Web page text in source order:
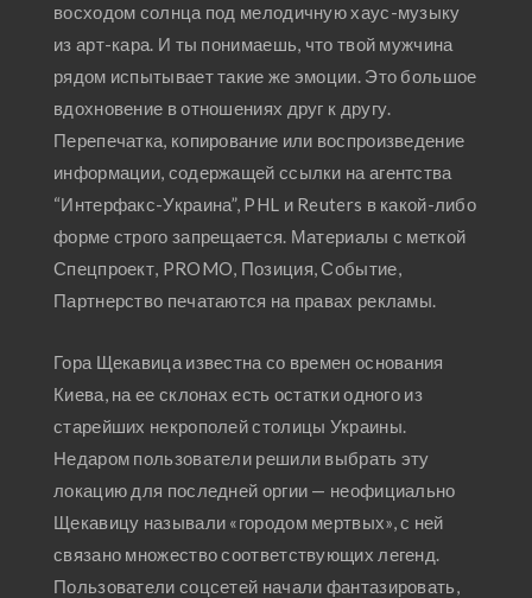
восходом солнца под мелодичную хаус-музыку
из арт-кара. И ты понимаешь, что твой мужчина
рядом испытывает такие же эмоции. Это большое
вдохновение в отношениях друг к другу.
Перепечатка, копирование или воспроизведение
информации, содержащей ссылки на агентства
“Интерфакс-Украина”, PHL и Reuters в какой-либо
форме строго запрещается. Материалы с меткой
Спецпроект, PROMO, Позиция, Событие,
Партнерство печатаются на правах рекламы.
Гора Щекавица известна со времен основания
Киева, на ее склонах есть остатки одного из
старейших некрополей столицы Украины.
Недаром пользователи решили выбрать эту
локацию для последней оргии — неофициально
Щекавицу называли «городом мертвых», с ней
связано множество соответствующих легенд.
Пользователи соцсетей начали фантазировать,